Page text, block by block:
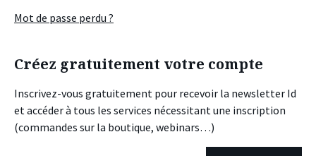
Mot de passe perdu ?
Créez gratuitement votre compte
Inscrivez-vous gratuitement pour recevoir la newsletter Id
et accéder à tous les services nécessitant une inscription
(commandes sur la boutique, webinars…)